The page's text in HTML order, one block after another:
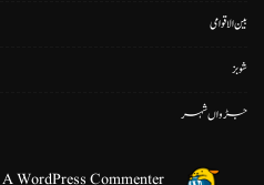
بین الاقوامی
شوبز
جڑواں شہر
A WordPress Commenter